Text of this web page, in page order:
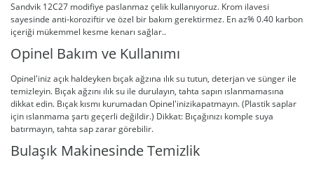
Sandvik 12C27 modifiye paslanmaz çelik kullanıyoruz. Krom ilavesi
sayesinde anti-koroziftir ve özel bir bakım gerektirmez. En az% 0.40 karbon
içeriği mükemmel kesme kenarı sağlar..
Opinel Bakım ve Kullanımı
Opinel'iniz açık haldeyken bıçak ağzına ılık su tutun, deterjan ve sünger ile
temizleyin. Bıçak ağzını ılık su ile durulayın, tahta sapın ıslanmamasına
dikkat edin. Bıçak kısmı kurumadan Opinel'inizikapatmayın. (Plastik saplar
için ıslanmama şartı geçerli değildir.) Dikkat: Bıçağınızı komple suya
batırmayın, tahta sap zarar görebilir.
Bulaşık Makinesinde Temizlik